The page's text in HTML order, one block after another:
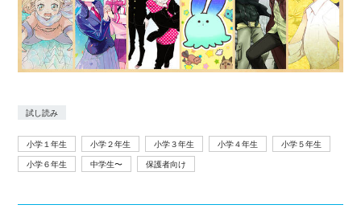
試し読み
小学１年生 小学２年生 小学３年生 小学４年生
小学５年生
小学６年生
中学生〜 保護者向け